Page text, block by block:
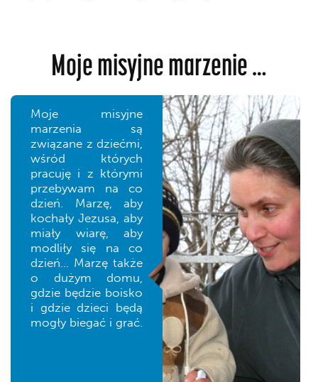
Moje misyjne marzenie …
Moje misyjne
marzenia są
związane z dziećmi,
wśród których
pracuję i z którymi
przebywam na co
dzień. Marzę, aby
kochały Jezusa, aby
miały wiarę, aby
modliły się na co
dzień… Marzę także
o dużym domu,
gdzie będzie boisko
i gdzie dzieci będą
mogły biegać i grać.